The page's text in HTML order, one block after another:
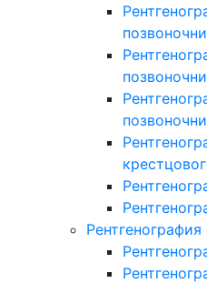
Рентгенография